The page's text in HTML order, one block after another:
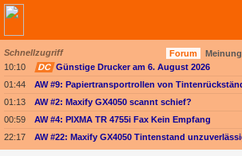
Schnellzugriff Forum Meinung
10:10
DC Günstige Drucker am 6. August 2026
01:44
01:13
AW #2: Maxify GX4050 scannt schief?
00:59
AW #4: PIXMA TR 4755i Fax Kein Empfang
22:17
Angebote werden geladen...